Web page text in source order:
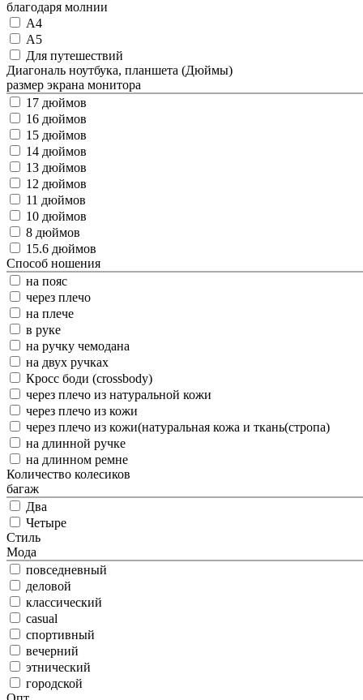
благодаря молнии
А4
А5
Для путешествий
Диагональ ноутбука, планшета (Дюймы)
размер экрана монитора
17 дюймов
16 дюймов
15 дюймов
14 дюймов
13 дюймов
12 дюймов
11 дюймов
10 дюймов
8 дюймов
15.6 дюймов
Способ ношения
на пояс
через плечо
на плече
в руке
на ручку чемодана
на двух ручках
Кросс боди (crossbody)
через плечо из натуральной кожи
через плечо из кожи
через плечо из кожи(натуральная кожа и ткань(стропа)
на длинной ручке
на длинном ремне
Количество колесиков
багаж
Два
Четыре
Стиль
Мода
повседневный
деловой
классический
casual
спортивный
вечерний
этнический
городской